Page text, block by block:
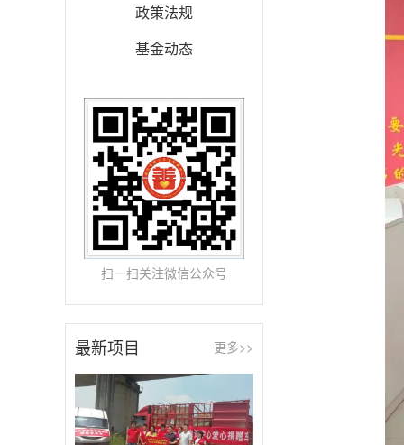
政策法规
基金动态
扫一扫关注微信公众号
最新项目 更多>>